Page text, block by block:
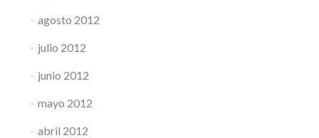
agosto 2012
julio 2012
junio 2012
mayo 2012
abril 2012